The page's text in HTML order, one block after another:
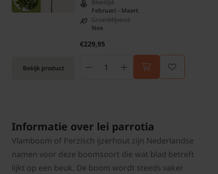
Bekijk product
Bloeitijd:
Februari - Maart
Groenblijvend:
Nee
€229,95
Informatie over lei parrotia
Vlamboom of Perzisch ijzerhout zijn Nederlandse
namen voor deze boomsoort die wat blad betreft
lijkt op een beuk. De boom wordt steeds vaker